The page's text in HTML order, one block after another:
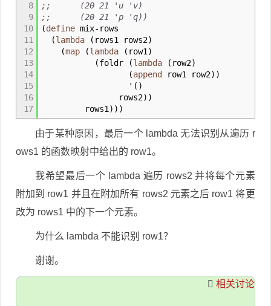
8
9
10
11
12
13
14
15
16
17
;; (20 21 'u 'v)
;; (20 21 'p 'q))
(define mix- rows
(lambda ( rows1 rows2)
(map (lambda ( row1 )
(foldr (lambda ( row2)
(append row1 row2) )
' ( )
rows2) )
rows1 ) ) )
由于某种原因，最后一个 lambda 无法识别从遍历 r
ows1 的函数映射中给出的 row1。
我希望最后一个 lambda 遍历 rows2 并将每个元素
附加到 row1 并且在附加所有 rows2 元素之后 row1 将更
改为 rows1 中的下一个元素。
为什么 lambda 不能识别 row1？
谢谢。
相关讨论